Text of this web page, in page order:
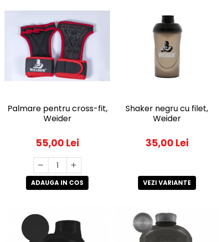
Palmare pentru cross-fit,
Weider
55,00 Lei
ADAUGA IN COS
Shaker negru cu filet,
Weider
35,00 Lei
VEZI VARIANTE